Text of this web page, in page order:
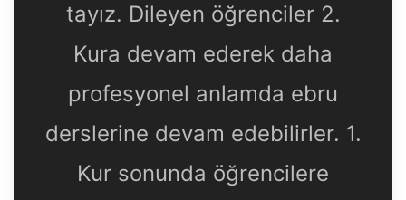
tayız. Dileyen öğrenciler 2.
Kura devam ederek daha
profesyonel anlamda ebru
derslerine devam edebilirler. 1.
Kur sonunda öğrencilere